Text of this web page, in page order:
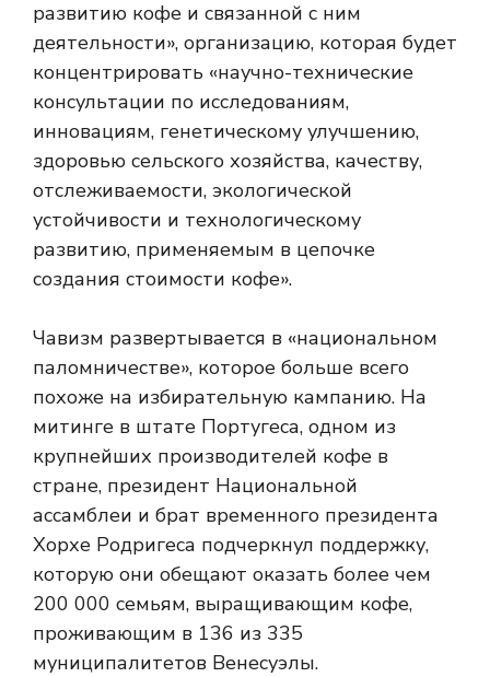
развитию кофе и связанной с ним
деятельности», организацию, которая будет
концентрировать «научно-технические
консультации по исследованиям,
инновациям, генетическому улучшению,
здоровью сельского хозяйства, качеству,
отслеживаемости, экологической
устойчивости и технологическому
развитию, применяемым в цепочке
создания стоимости кофе».
Чавизм развертывается в «национальном
паломничестве», которое больше всего
похоже на избирательную кампанию. На
митинге в штате Португеса, одном из
крупнейших производителей кофе в
стране, президент Национальной
ассамблеи и брат временного президента
Хорхе Родригеса подчеркнул поддержку,
которую они обещают оказать более чем
200 000 семьям, выращивающим кофе,
проживающим в 136 из 335
муниципалитетов Венесуэлы.